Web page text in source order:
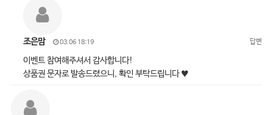
조은맘 03.06 18:19 답변
이벤트 참여해주셔서 감사합니다!
상품권 문자로 발송드렸으니, 확인 부탁드립니다 ♥